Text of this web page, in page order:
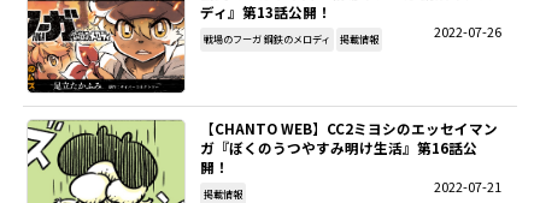
ディ』第13話公開！
2022-07-26
戦場のフーガ 鋼鉄のメロディ 掲載情報
【CHANTO WEB】CC2ミヨシのエッセイマン
ガ『ぼくのうつやすみ明け生活』第16話公
開！
2022-07-21
掲載情報